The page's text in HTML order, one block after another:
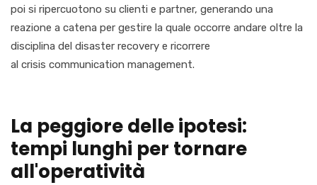
poi si ripercuotono su clienti e partner, generando una
reazione a catena per gestire la quale occorre andare oltre la
disciplina del disaster recovery e ricorrere
al crisis communication management.
La peggiore delle ipotesi:
tempi lunghi per tornare
all'operatività